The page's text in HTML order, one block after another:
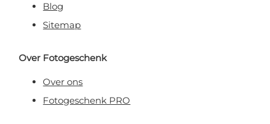
Blog
Sitemap
Over Fotogeschenk
Over ons
Fotogeschenk PRO